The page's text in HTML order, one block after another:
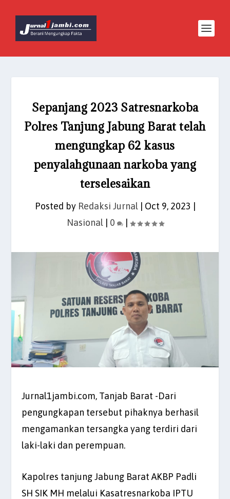
Sepanjang 2023 Satresnarkoba
Polres Tanjung Jabung Barat telah
mengungkap 62 kasus
penyalahgunaan narkoba yang
terselesaikan
Posted by Redaksi Jurnal| Oct 9, 2023
Nasional| 0 |
Jurnal1jambi.com, Tanjab Barat -Dari
pengungkapan tersebut pihaknya berhasil
mengamankan tersangka yang terdiri dari
laki-laki dan perempuan.
Kapolres tanjung Jabung Barat AKBP Padli
SH SIK MH melalui Kasatresnarkoba IPTU